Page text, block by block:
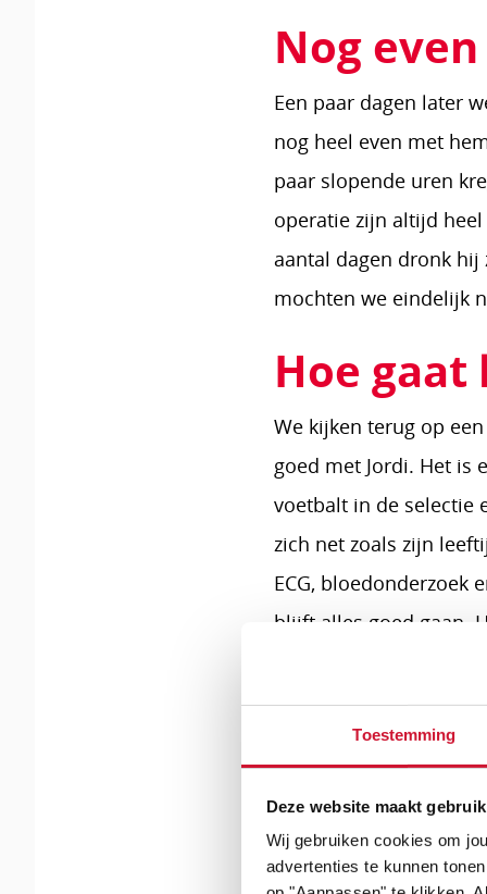
Toestemming
Deze website maakt
Wij gebruiken cookies om
advertenties te kunnen
Nog
Een paar dagen later
nog heel even met
paar slopende uren
operatie zijn altijd
aantal dagen dronk
mochten we eindelijk
Hoe gaat
We kijken terug op
goed met Jordi. Het is
voetbalt in de selectie
zich net zoals zijn
ECG, bloedonderzoek
blijft alles goed gaan.